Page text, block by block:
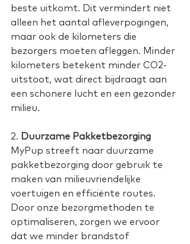
beste uitkomt. Dit vermindert niet
alleen het aantal afleverpogingen,
maar ook de kilometers die
bezorgers moeten afleggen. Minder
kilometers betekent minder CO2-
uitstoot, wat direct bijdraagt aan
een schonere lucht en een gezonder
milieu.
2. Duurzame Pakketbezorging
MyPup streeft naar duurzame
pakketbezorging door gebruik te
maken van milieuvriendelijke
voertuigen en efficiënte routes.
Door onze bezorgmethoden te
optimaliseren, zorgen we ervoor
dat we minder brandstof